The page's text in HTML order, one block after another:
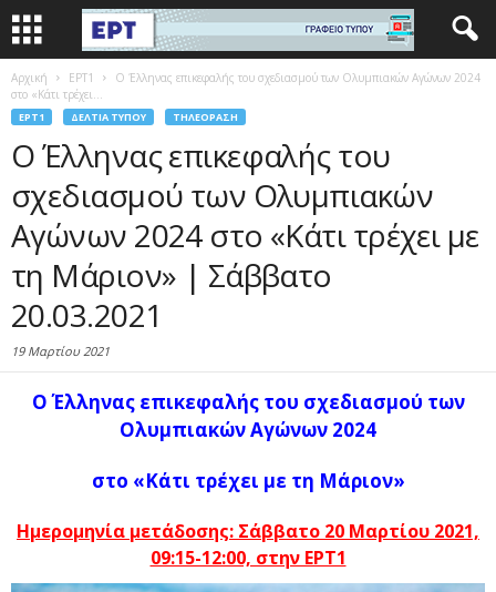
Αρχική EΡΤ1
Ο Έλληνας επικεφαλής του σχεδιασμού των Ολυμπιακών Αγώνων 2024
στο «Κάτι τρέχει...
EΡΤ1 ΔΕΛΤΊΑ ΤΎΠΟΥ ΤΗΛΕΌΡΑΣΗ
Ο Έλληνας επικεφαλής του
σχεδιασμού των Ολυμπιακών
Αγώνων 2024 στο «Κάτι τρέχει με
τη Μάριον» | Σάββατο
20.03.2021
19 Μαρτίου 2021
Ο Έλληνας επικεφαλής του σχεδιασμού των
Ολυμπιακών Αγώνων 2024
στο «Κάτι τρέχει με τη Μάριον»
Ημερομηνία μετάδοσης: Σάββατο 20 Μαρτίου 2021,
09:15-12:00, στην ΕΡΤ1